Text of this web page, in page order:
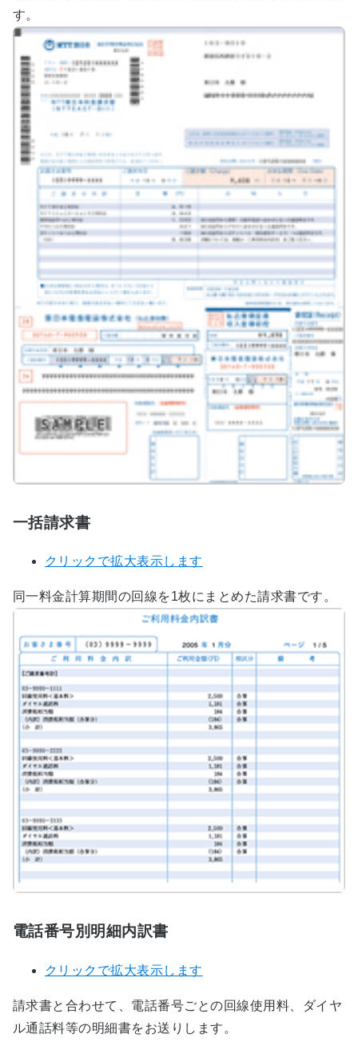
す。
一括請求書
クリックで拡大表示します
同一料金計算期間の回線を1枚にまとめた請求書です。
電話番号別明細内訳書
クリックで拡大表示します
請求書と合わせて、電話番号ごとの回線使用料、ダイヤ
ル通話料等の明細書をお送りします。